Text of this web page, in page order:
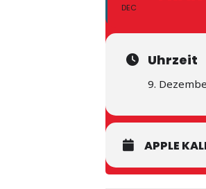
DEC
Uhrzeit
9.
APPLE